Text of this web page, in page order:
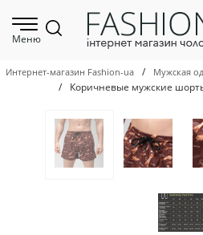
Меню
Интернет-магазин Fashion-ua / Мужская
/ Коричневые мужские